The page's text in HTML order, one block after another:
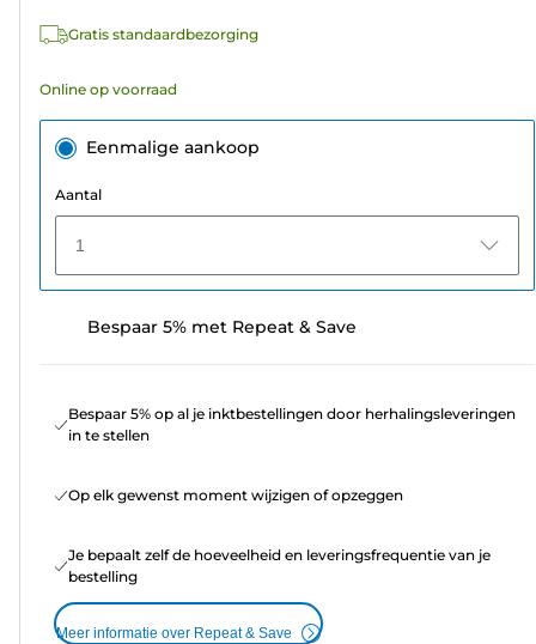
beoordelingen
Gratis standaardbezorging
Online op voorraad
Eenmalige aankoop
Aantal
1
Bespaar 5% met Repeat & Save
Bespaar 5% op al je inktbestellingen door herhalingsleveringen
in te stellen
Op elk gewenst moment wijzigen of opzeggen
Je bepaalt zelf de hoeveelheid en leveringsfrequentie van je
bestelling
Meer informatie over Repeat & Save